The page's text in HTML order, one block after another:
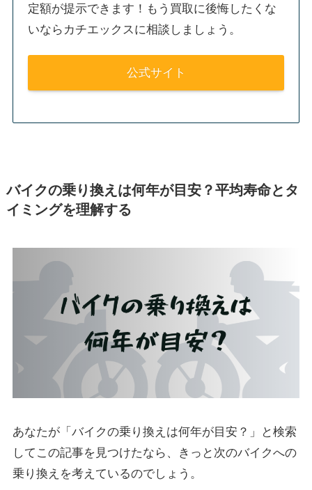
定額が提示できます！もう買取に後悔したくな
いならカチエックスに相談しましょう。
公式サイト
バイクの乗り換えは何年が目安？平均寿命とタ
イミングを理解する
あなたが「バイクの乗り換えは何年が目安？」と検索
してこの記事を見つけたなら、きっと次のバイクへの
乗り換えを考えているのでしょう。